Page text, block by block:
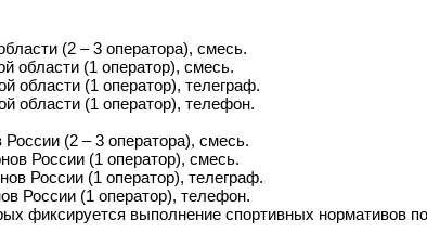
(2 – 3 оператора), смесь.
области (1 оператор), смесь.
области (1 оператор), телеграф.
области (1 оператор), телефон.
России (2 – 3 оператора), смесь.
России (1 оператор), смесь.
России (1 оператор), телеграф.
России (1 оператор), телефон.
фиксируется выполнение спортивных нормативов